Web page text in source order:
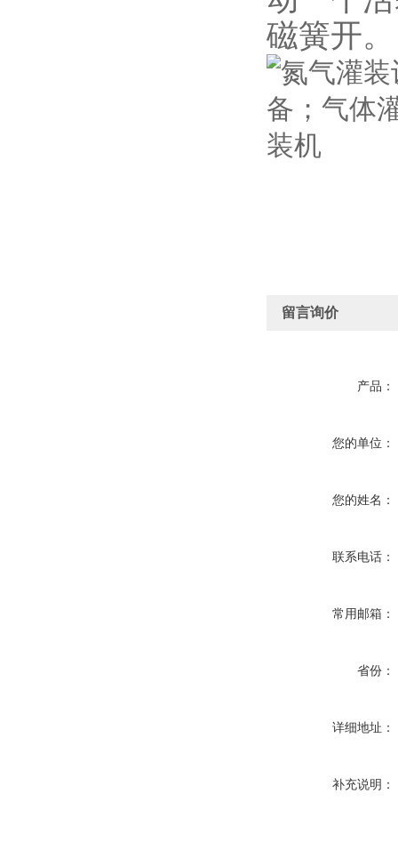
磁簧开。
留言询价
产品：
您的单位：
您的姓名：
联系电话：
常用邮箱：
省份：
详细地址：
补充说明：